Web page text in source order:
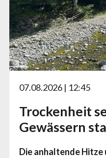
07.08.2026 | 12:45
Trockenheit
Gewässern
Die anhaltende Hitze